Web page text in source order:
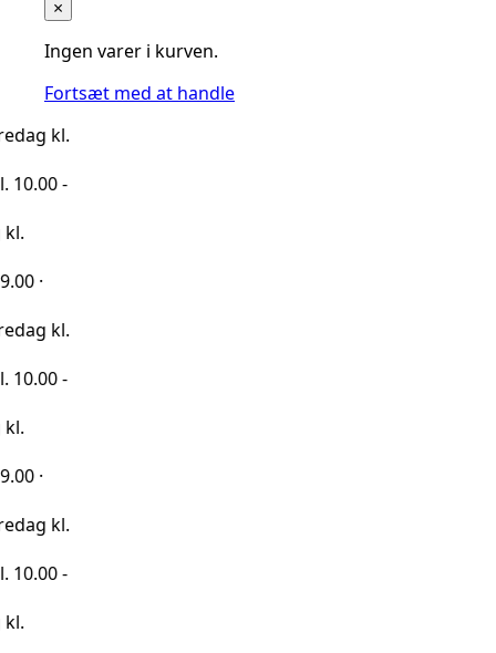
×
Ingen varer i kurven.
Fortsæt med at handle
-
-
-